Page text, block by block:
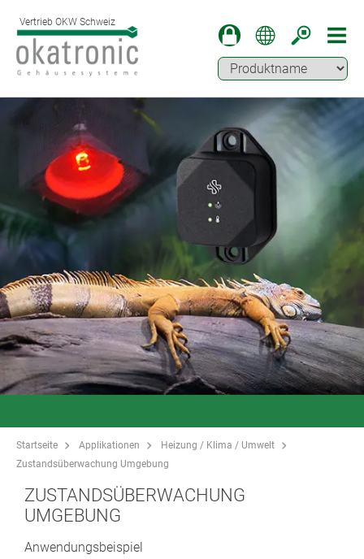
Vertrieb OKW Schweiz
Startseite Applikationen
Heizung / Klima / Umwelt
Zustandsüberwachung Umgebung
ZUSTANDSÜBERWACHUNG
UMGEBUNG
Anwendungsbeispiel